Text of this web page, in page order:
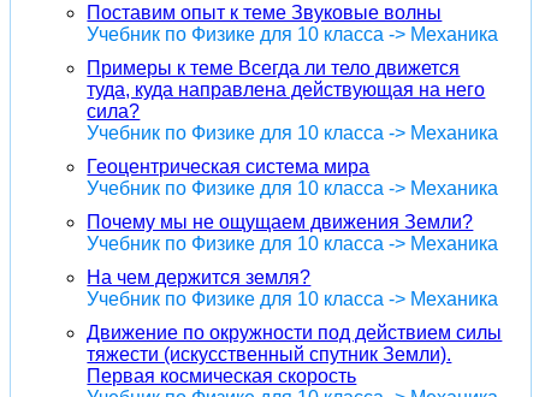
Поставим опыт к теме Звуковые волны
Учебник по Физике для 10 класса -> Механика
Примеры к теме Всегда ли тело движется
туда, куда направлена действующая на него
сила?
Учебник по Физике для 10 класса -> Механика
Геоцентрическая система мира
Учебник по Физике для 10 класса -> Механика
Почему мы не ощущаем движения Земли?
Учебник по Физике для 10 класса -> Механика
На чем держится земля?
Учебник по Физике для 10 класса -> Механика
Движение по окружности под действием силы
тяжести (искусственный спутник Земли).
Первая космическая скорость